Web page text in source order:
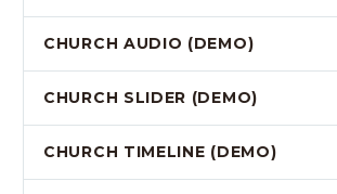
CHURCH AUDIO (DEMO)
CHURCH SLIDER (DEMO)
CHURCH TIMELINE (DEMO)